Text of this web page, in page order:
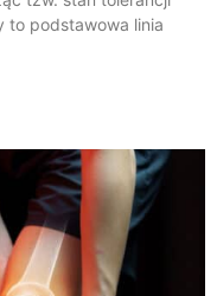
to podstawowa linia